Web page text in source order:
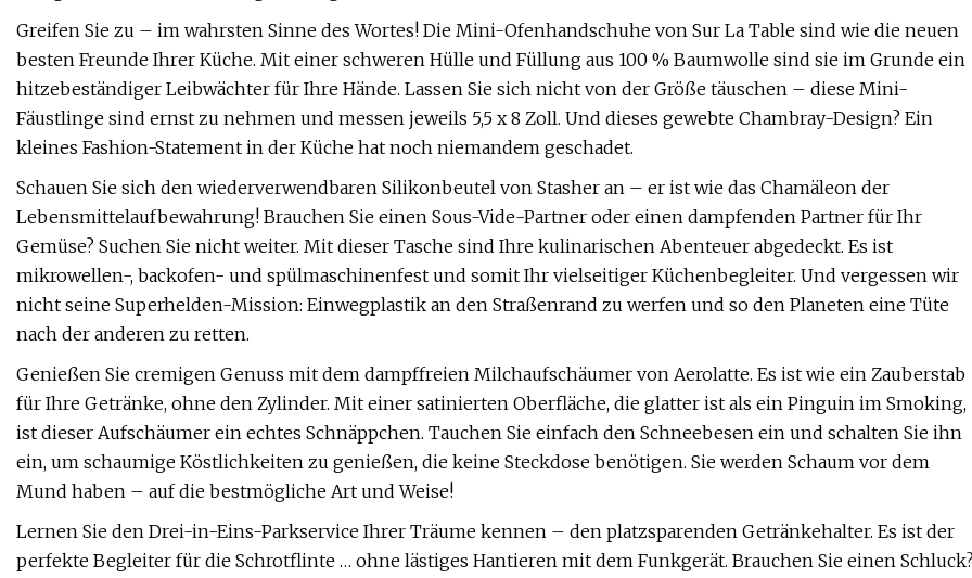
Greifen Sie zu – im wahrsten Sinne des Wortes! Die Mini-Ofenhandschuhe von Sur La Table sind wie die neuen
besten Freunde Ihrer Küche. Mit einer schweren Hülle und Füllung aus 100 % Baumwolle sind sie im Grunde ein
hitzebeständiger Leibwächter für Ihre Hände. Lassen Sie sich nicht von der Größe täuschen – diese Mini-
Fäustlinge sind ernst zu nehmen und messen jeweils 5,5 x 8 Zoll. Und dieses gewebte Chambray-Design? Ein
kleines Fashion-Statement in der Küche hat noch niemandem geschadet.
Schauen Sie sich den wiederverwendbaren Silikonbeutel von Stasher an – er ist wie das Chamäleon der
Lebensmittelaufbewahrung! Brauchen Sie einen Sous-Vide-Partner oder einen dampfenden Partner für Ihr
Gemüse? Suchen Sie nicht weiter. Mit dieser Tasche sind Ihre kulinarischen Abenteuer abgedeckt. Es ist
mikrowellen-, backofen- und spülmaschinenfest und somit Ihr vielseitiger Küchenbegleiter. Und vergessen wir
nicht seine Superhelden-Mission: Einwegplastik an den Straßenrand zu werfen und so den Planeten eine Tüte
nach der anderen zu retten.
Genießen Sie cremigen Genuss mit dem dampffreien Milchaufschäumer von Aerolatte. Es ist wie ein Zauberstab
für Ihre Getränke, ohne den Zylinder. Mit einer satinierten Oberfläche, die glatter ist als ein Pinguin im Smoking,
ist dieser Aufschäumer ein echtes Schnäppchen. Tauchen Sie einfach den Schneebesen ein und schalten Sie ihn
ein, um schaumige Köstlichkeiten zu genießen, die keine Steckdose benötigen. Sie werden Schaum vor dem
Mund haben – auf die bestmögliche Art und Weise!
Lernen Sie den Drei-in-Eins-Parkservice Ihrer Träume kennen – den platzsparenden Getränkehalter. Es ist der
perfekte Begleiter für die Schrotflinte … ohne lästiges Hantieren mit dem Funkgerät. Brauchen Sie einen Schluck?